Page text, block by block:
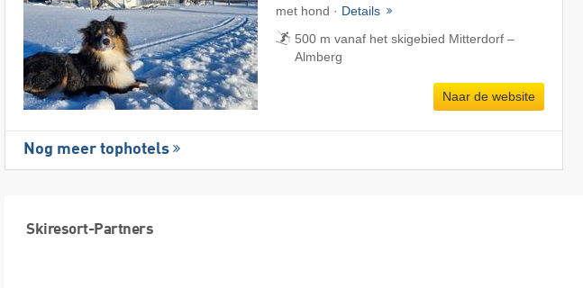
met hond · Details
500 m vanaf het skigebied Mitterdorf –
Almberg
Naar de website
Nog meer tophotels
Skiresort-Partners